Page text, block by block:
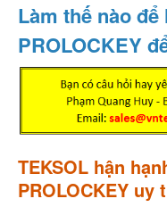
Làm thế nào
PROLOCKEY
TEKSOL hận
PROLOCKEY uy